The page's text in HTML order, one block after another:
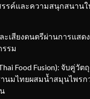
ค์และความสนุกสนานใ
ะเสียงดนตรีผ่านการแส
รรม
Food Fusion): จับคู่
นมไทยผสมน้ำสมุนไพร